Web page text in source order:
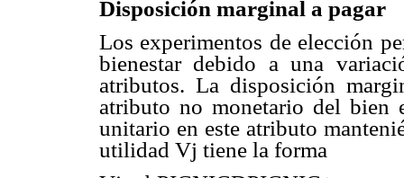
Disposición marginal a pagar
Los experimentos de elección
bienestar debido a una
atributos. La disposición
atributo no monetario del bien
unitario en este atributo
utilidad Vj tiene la forma